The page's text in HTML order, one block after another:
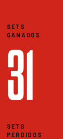
SETS
GANADOS
31
SETS
PERDIDOS